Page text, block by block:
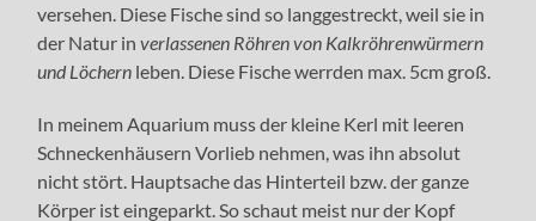
versehen. Diese Fische sind so langgestreckt, weil sie in
der Natur inverlassenen Röhren von Kalkröhrenwürmern
und Löchern leben. Diese Fische werrden max. 5cm groß.
In meinem Aquarium muss der kleine Kerl mit leeren
Schneckenhäusern Vorlieb nehmen, was ihn absolut
nicht stört. Hauptsache das Hinterteil bzw. der ganze
Körper ist eingeparkt. So schaut meist nur der Kopf